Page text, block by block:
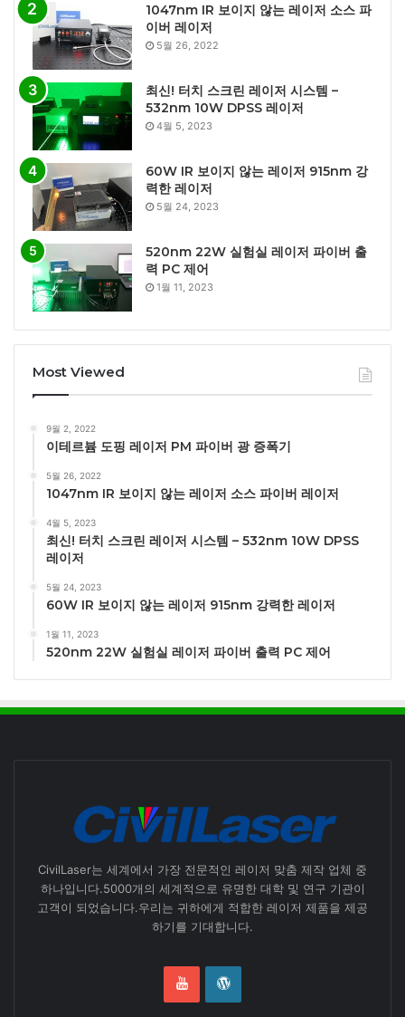
1047nm IR 보이지 않는 레이저 소스 파
이버 레이저
5월 26, 2022
최신! 터치 스크린 레이저 시스템 –
532nm 10W DPSS 레이저
4월 5, 2023
60W IR 보이지 않는 레이저 915nm 강
력한 레이저
5월 24, 2023
520nm 22W 실험실 레이저 파이버 출
력 PC 제어
1월 11, 2023
Most Viewed
9월 2, 2022
이테르븀 도핑 레이저 PM 파이버 광 증폭기
5월 26, 2022
1047nm IR 보이지 않는 레이저 소스 파이버 레이저
4월 5, 2023
최신! 터치 스크린 레이저 시스템 – 532nm 10W DPSS
레이저
5월 24, 2023
60W IR 보이지 않는 레이저 915nm 강력한 레이저
1월 11, 2023
520nm 22W 실험실 레이저 파이버 출력 PC 제어
CivilLaser는 세계에서 가장 전문적인 레이저 맞춤 제작 업체 중
하나입니다.5000개의 세계적으로 유명한 대학 및 연구 기관이
고객이 되었습니다.우리는 귀하에게 적합한 레이저 제품을 제공
하기를 기대합니다.